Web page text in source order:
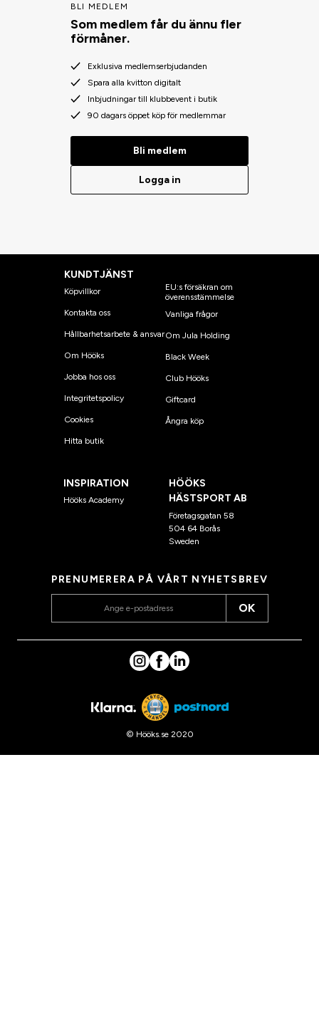
BLI MEDLEM
Som medlem får du ännu fler
förmåner.
Exklusiva medlemserbjudanden
Spara alla kvitton digitalt
Inbjudningar till klubbevent i butik
90 dagars öppet köp för medlemmar
Bli medlem
Logga in
KUNDTJÄNST
Köpvillkor
Kontakta oss
Hållbarhetsarbete & ansvar
Om Hööks
Jobba hos oss
Integritetspolicy
Cookies
Hitta butik
EU:s försäkran om
överensstämmelse
Vanliga frågor
Om Jula Holding
Black Week
Club Hööks
Giftcard
Ångra köp
INSPIRATION
Hööks Academy
HÖÖKS
HÄSTSPORT AB
Företagsgatan 58
504 64 Borås
Sweden
PRENUMERERA PÅ VÅRT NYHETSBREV
OK
© Hööks.se 2020